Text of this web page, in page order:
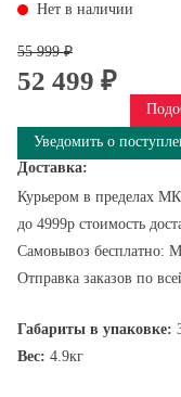
Нет в наличии
55 999 ₽
52 499 ₽
Уведомить о
Доставка:
Курьером в пределах
до 4999р стоимость
Самовывоз бесплатно:
Отправка заказов по
Габариты в упаковке:
Вес: 4.9кг